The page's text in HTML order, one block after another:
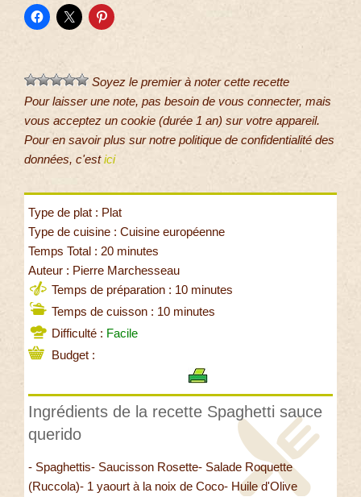
Soyez le premier à noter cette recette
Pour laisser une note, pas besoin de vous connecter, mais
vous acceptez un cookie (durée 1 an) sur votre appareil.
Pour en savoir plus sur notre politique de confidentialité des
données, c'estici
Type de plat : Plat
Type de cuisine : Cuisine européenne
Temps Total : 20 minutes
Auteur : Pierre Marchesseau
Temps de préparation : 10 minutes
Temps de cuisson : 10 minutes
Difficulté : Facile
Budget :
Ingrédients de la recette Spaghetti sauce
querido
- Spaghettis- Saucisson Rosette- Salade Roquette
(Ruccola)- 1 yaourt à la noix de Coco- Huile d'Olive